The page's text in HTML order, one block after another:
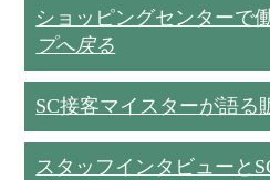
ショッピングセンターで
プへ戻る
SC接客マイスターが語る
スタッフインタビューと